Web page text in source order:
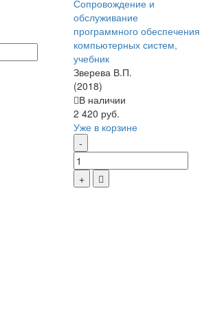
Сопровождение и
обслуживание
программного обеспечения
компьютерных систем,
учебник
Зверева В.П.
(2018)
В наличии
2 420 руб.
Уже в корзине